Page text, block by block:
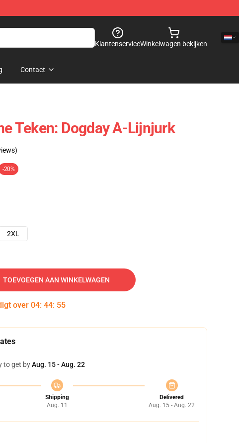
KlantenserviceWinkelwagen bekijken
Contact
Teken: Dogday A-Lijnjurk
-20%
2XL
TOEVOEGEN AAN WINKELWAGEN
over 04: 44: 54
to get byAug. 15 - Aug. 22
Shipping
Aug. 11
Delivered
Aug. 15 - Aug. 22